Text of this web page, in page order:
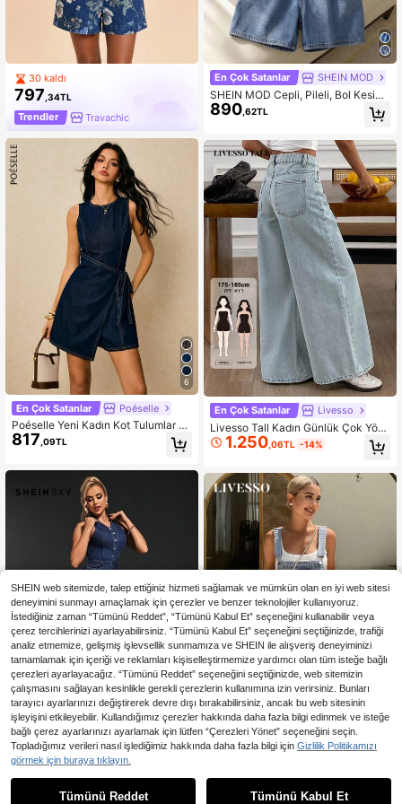
30 kaldı
797,34TL
Trendler Travachic
6
En Çok Satanlar Poéselle
Poéselle Yeni Kadın Kot Tulumlar ve
Tulumlar Sarma Yan Bel Bağlamalı
Kolsuz Tulum Sonbahar Giyimleri K
ndevuya Çıkmak İçin
817,09TL
En Çok Satanlar SHEIN SXY
SHEIN SXY Sırtsız Cep Sade Günde
lik Kadın Kot Tulumlar ve Tulumlar
1.925
En Çok Satanlar SHEIN MOD
SHEIN MOD Cepli, Pileli, Bol Kesim
Kadın Kot Tulum
890 ,62TL
En Çok Satanlar Livesso
Livesso Tall Kadın Günlük Çok Yönl
ü Kot Pantolon, Cepli ve Düğmeli
1.250,06TL -14%
En Çok Satanlar #Günlük Tulumlar
1.360,90TL
SHEIN web sitemizde, talep ettiğiniz hizmeti sağlamak ve mümkün olan en iyi web sitesi
deneyimini sunmayı amaçlamak için çerezler ve benzer teknolojiler kullanıyoruz.
İstediğiniz zaman “Tümünü Reddet”, “Tümünü Kabul Et” seçeneğini kullanabilir veya
çerez tercihlerinizi ayarlayabilirsiniz. “Tümünü Kabul Et” seçeneğini seçtiğinizde, trafiği
analiz etmemize, gelişmiş işlevsellik sunmamıza ve SHEIN ile alışveriş deneyiminizi
tamamlamak için içeriği ve reklamları kişiselleştirmemize yardımcı olan tüm isteğe bağlı
çerezleri ayarlayacağız. “Tümünü Reddet” seçeneğini seçtiğinizde, web sitemizin
çalışmasını sağlayan kesinlikle gerekli çerezlerin kullanımına izin verirsiniz. Bunları
tarayıcı ayarlarınızı değiştirerek devre dışı bırakabilirsiniz, ancak bu web sitesinin
işleyişini etkileyebilir. Kullandığımız çerezler hakkında daha fazla bilgi edinmek ve isteğe
bağlı çerez ayarlarınızı ayarlamak için lütfen “Çerezleri Yönet” seçeneğini seçin.
Topladığımız verileri nasıl işlediğimiz hakkında daha fazla bilgi için Gizlilik Politikamızı
görmek için buraya tıklayın.
Tümünü Reddet Tümünü Kabul Et